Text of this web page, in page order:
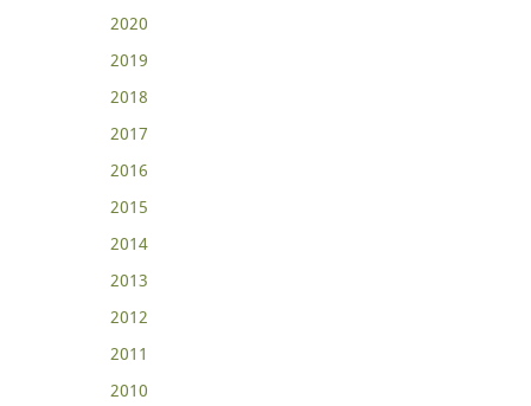
2020
2019
2018
2017
2016
2015
2014
2013
2012
2011
2010